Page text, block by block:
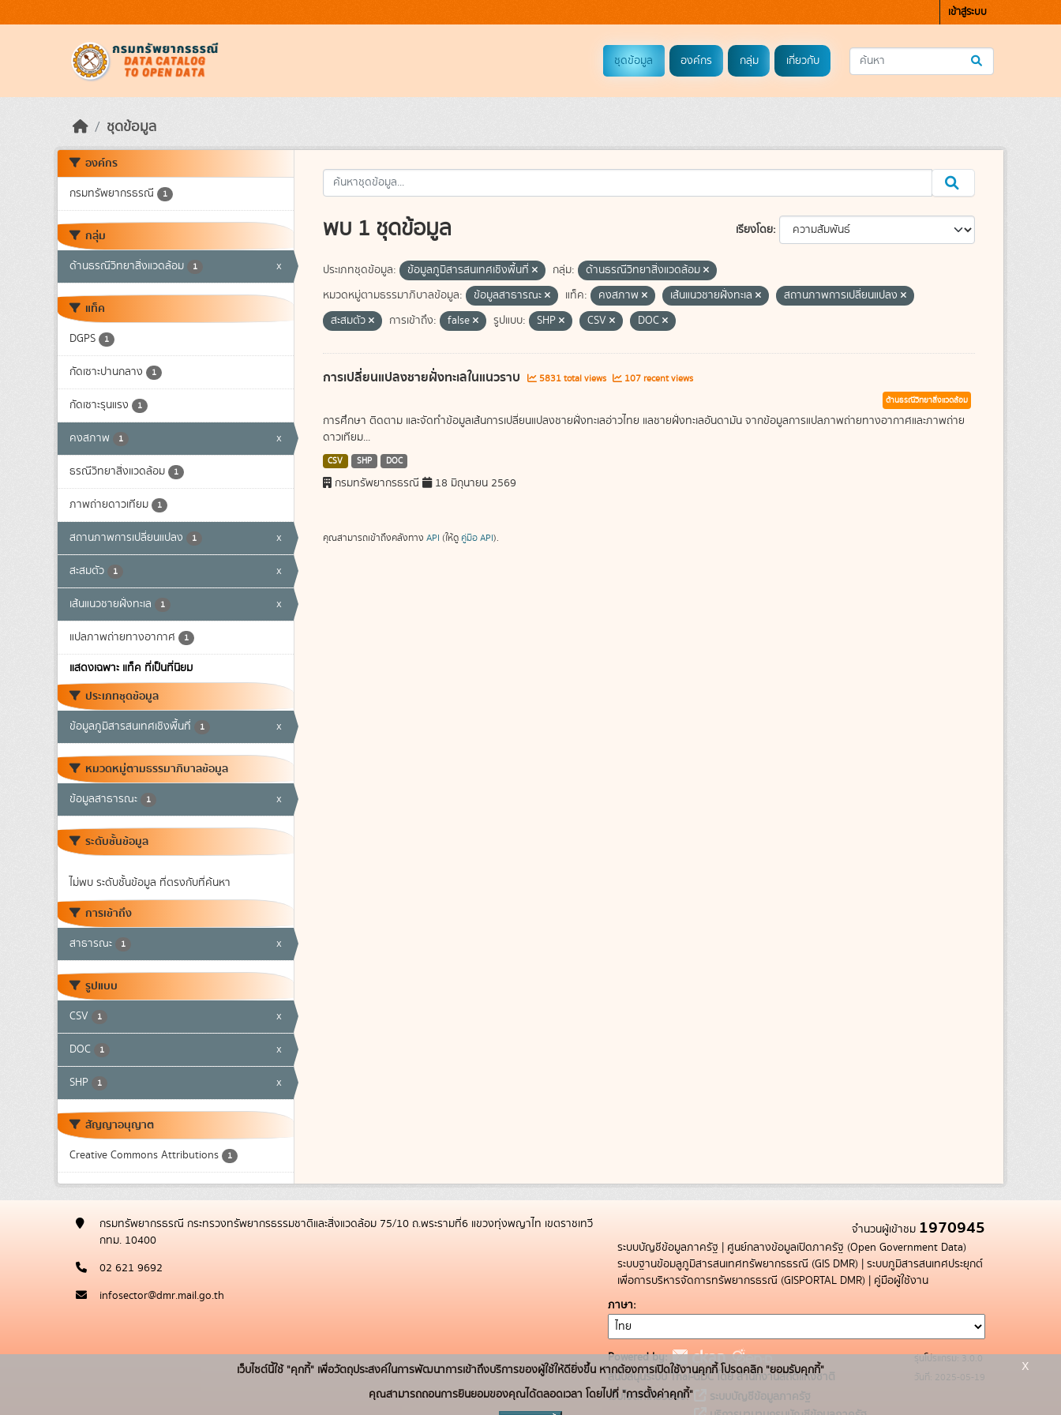
เข้าสู่ระบบ
ชุดข้อมูล องค์กร กลุ่ม เกี่ยวกับ
ชุดข้อมูล
องค์กร
กรมทรัพยากรธรณี 1
กลุ่ม
ด้านธรณีวิทยาสิ่งแวดล้อม 1 x
แท็ค
DGPS 1
กัดเซาะปานกลาง 1
กัดเซาะรุนแรง 1
คงสภาพ 1 x
ธรณีวิทยาสิ่งแวดล้อม 1
ภาพถ่ายดาวเทียม 1
สถานภาพการเปลี่ยนแปลง 1 x
สะสมตัว 1 x
เส้นแนวชายฝั่งทะเล 1 x
แปลภาพถ่ายทางอากาศ 1
แสดงเฉพาะ แท็ค ที่เป็นที่นิยม
ประเภทชุดข้อมูล
ข้อมูลภูมิสารสนเทศเชิงพื้นที่ 1 x
หมวดหมู่ตามธรรมาภิบาลข้อมูล
ข้อมูลสาธารณะ 1 x
ระดับชั้นข้อมูล
ไม่พบ ระดับชั้นข้อมูล ที่ตรงกับที่ค้นหา
การเข้าถึง
สาธารณะ 1 x
รูปแบบ
CSV 1 x
DOC 1 x
SHP 1 x
สัญญาอนุญาต
Creative Commons Attributions 1
เรียงโดย
พบ 1 ชุดข้อมูล
ประเภทชุดข้อมูล: ข้อมูลภูมิสารสนเทศเชิงพื้นที่ กลุ่ม:
ด้านธรณีวิทยาสิ่งแวดล้อม
หมวดหมู่ตามธรรมาภิบาลข้อมูล:
ข้อมูลสาธารณะ แท็ค: คงสภาพ เส้นแนวชายฝั่งทะเล
สถานภาพการเปลี่ยนแปลง
สะสมตัว
การเข้าถึง: false รูปแบบ: SHP CSV DOC
การเปลี่ยนแปลงชายฝั่งทะเลในแนวราบ 5831 total views 107 recent views
ด้านธรณีวิทยาสิ่งแวดล้อม
การศึกษา ติดตาม และจัดทำข้อมูลเส้นการเปลี่ยนแปลงชายฝั่งทะเลอ่าวไทย แลชายฝั่งทะเลอันดามัน จากข้อมูลการแปลภาพถ่ายทางอากาศและภาพถ่าย
ดาวเทียม...
CSV SHP DOC
กรมทรัพยากรธรณี 18 มิถุนายน 2569
คุณสามารถเข้าถึงคลังทาง API (ให้ดู คู่มือ API).
กรมทรัพยากรธรณี กระทรวงทรัพยากรธรรมชาติและสิ่งแวดล้อม 75/10 ถ.พระรามที่6 แขวงทุ่งพญาไท เขตราชเทวี
กทม. 10400
02 621 9692
infosector@dmr.mail.go.th
จำนวนผู้เข้าชม 1970945
ระบบบัญชีข้อมูลภาครัฐ | ศูนย์กลางข้อมูลเปิดภาครัฐ (Open Government Data)
ระบบฐานข้อมลูภูมิสารสนเทศทรัพยากรธรณี (GIS DMR) | ระบบภูมิสารสนเทศประยุกต์
เพื่อการบริหารจัดการทรัพยากรธรณี (GISPORTAL DMR) | คู่มือผู้ใช้งาน
ภาษา
Powered by:
สนับสนุนระบบ Thai-GDC โดย สำนักงานสถิติแห่งชาติ
เว็บไซต์ที่เกี่ยวข้อง:
ระบบบัญชีข้อมูลภาครัฐ
รุ่นโปรแกรม: 3.0.0
วันที่: 2025-05-19
เว็บไซต์นี้ใช้ "คุกกี้" เพื่อวัตถุประสงค์ในการพัฒนาการเข้าถึงบริการของผู้ใช้ให้ดียิ่งขึ้น หากต้องการเปิดใช้งานคุกกี้ โปรดคลิก "ยอมรับคุกกี้"
คุณสามารถถอนการยินยอมของคุณได้ตลอดเวลา โดยไปที่ "การตั้งค่าคุกกี้"
x